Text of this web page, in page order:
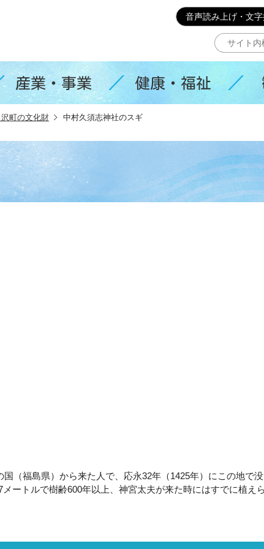
音声読み上げ・文
産業・事業 健康・福祉
町の文化財 中村久須志神社のスギ
（福島県）から来た人で、応永32年（1425年）にこの地で没
ートルで樹齢600年以上、神宮太夫が来た時にはすでに植えら